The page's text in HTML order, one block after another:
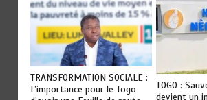
TRANSFORMATION SOCIALE :
L’importance pour le Togo
TOGO :
devient un